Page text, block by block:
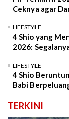
Ceknya agar
LIFESTYLE
4 Shio yang
2026:
LIFESTYLE
4 Shio
Babi
TERKINI